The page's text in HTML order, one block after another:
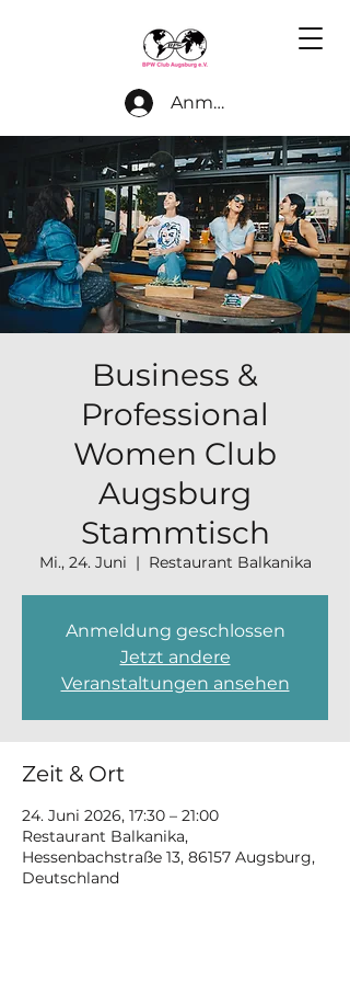
Anmelden
Business &
Professional
Women Club
Augsburg
Stammtisch
Mi., 24. Juni
  |
Restaurant Balkanika
Anmeldung geschlossen
Jetzt andere
Veranstaltungen ansehen
Zeit & Ort
24. Juni 2026, 17:30 – 21:00
Restaurant Balkanika,
Hessenbachstraße 13, 86157 Augsburg,
Deutschland